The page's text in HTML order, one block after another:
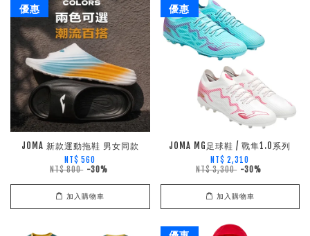
優惠
JOMA 新款運動拖鞋 男女同款
NT$ 560
NT$ 800 -30%
加入購物車
優惠
JOMA MG足球鞋 / 戰隼1.0系列
NT$ 2,310
NT$ 3,300 -30%
加入購物車